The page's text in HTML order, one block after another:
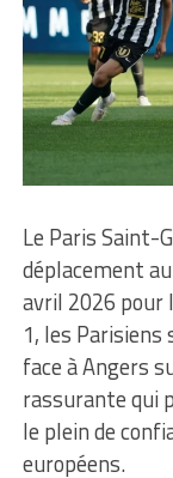
Le Paris Saint-
déplacement
avril 2026 pour
1, les
face à Angers
rassurante qui
le plein de
européens.